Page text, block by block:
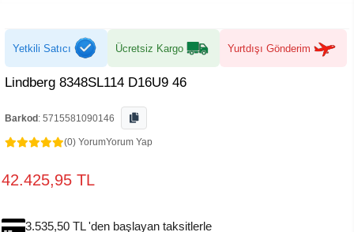
Yetkili Satıcı Ücretsiz Kargo Yurtdışı Gönderim
Lindberg 8348SL114 D16U9 46
Barkod : 5715581090146
(0) YorumYorum Yap
42.425,95 TL
3.535,50 TL 'den başlayan taksitlerle